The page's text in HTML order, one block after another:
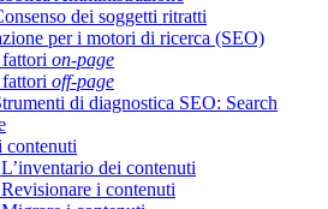
dei soggetti ritratti
per i motori di ricerca (SEO)
on-page
off-page
di diagnostica SEO: Search
contenuti
dei contenuti
i contenuti